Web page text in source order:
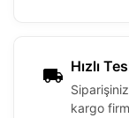
Hızlı
kargo